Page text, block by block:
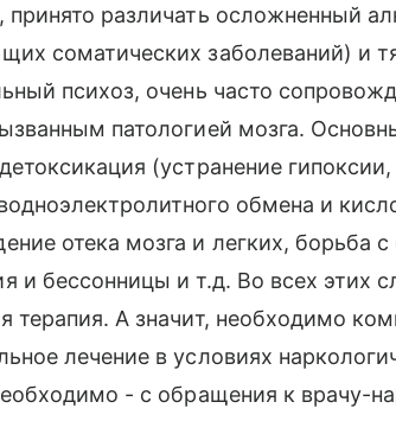
принято различать осложненный
соматических заболеваний) и
психоз, очень часто
патологией мозга.
(устранение
обмена и
отека мозга и легких, борьба
и бессонницы и т.д. Во всех этих
терапия. А значит, необходимо
лечение в условиях
- с обращения к врачу-